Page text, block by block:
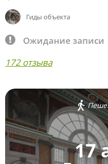
Гиды объекта
Ожидание записи
172 отзыва
17